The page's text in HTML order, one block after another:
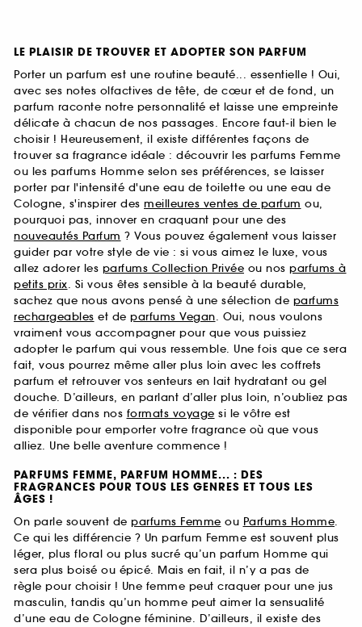
LE PLAISIR DE TROUVER ET ADOPTER SON PARFUM
Porter un parfum est une routine beauté... essentielle ! Oui,
avec ses notes olfactives de tête, de cœur et de fond, un
parfum raconte notre personnalité et laisse une empreinte
délicate à chacun de nos passages. Encore faut-il bien le
choisir ! Heureusement, il existe différentes façons de
trouver sa fragrance idéale : découvrir les parfums Femme
ou les parfums Homme selon ses préférences, se laisser
porter par l'intensité d'une eau de toilette ou une eau de
Cologne, s'inspirer des meilleures ventes de parfum ou,
pourquoi pas, innover en craquant pour une des
nouveautés Parfum ? Vous pouvez également vous laisser
guider par votre style de vie : si vous aimez le luxe, vous
allez adorer les parfums Collection Privée ou nos parfums à
petits prix. Si vous êtes sensible à la beauté durable,
sachez que nous avons pensé à une sélection de parfums
rechargeables et de parfums Vegan. Oui, nous voulons
vraiment vous accompagner pour que vous puissiez
adopter le parfum qui vous ressemble. Une fois que ce sera
fait, vous pourrez même aller plus loin avec les coffrets
parfum et retrouver vos senteurs en lait hydratant ou gel
douche. D’ailleurs, en parlant d’aller plus loin, n’oubliez pas
de vérifier dans nos formats voyage si le vôtre est
disponible pour emporter votre fragrance où que vous
alliez. Une belle aventure commence !
PARFUMS FEMME, PARFUM HOMME... : DES
FRAGRANCES POUR TOUS LES GENRES ET TOUS LES
ÂGES !
On parle souvent de parfums Femme ou Parfums Homme.
Ce qui les différencie ? Un parfum Femme est souvent plus
léger, plus floral ou plus sucré qu’un parfum Homme qui
sera plus boisé ou épicé. Mais en fait, il n’y a pas de
règle pour choisir ! Une femme peut craquer pour une jus
masculin, tandis qu’un homme peut aimer la sensualité
d’une eau de Cologne féminine. D’ailleurs, il existe des